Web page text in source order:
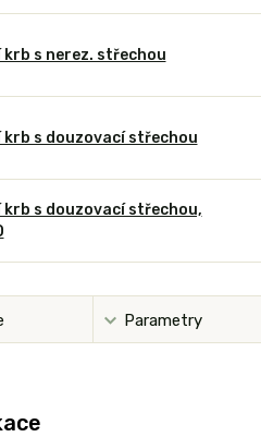
krb s nerez. střechou
krb s douzovací střechou
krb s douzovací střechou,
Parametry